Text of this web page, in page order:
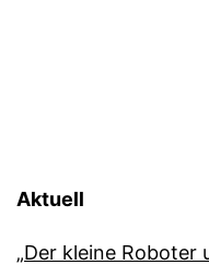
Aktuell
„Der kleine Roboter